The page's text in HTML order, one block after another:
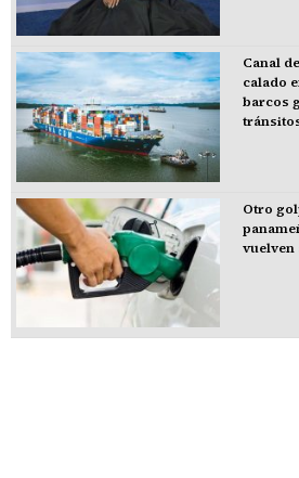
Canal
calado
barcos
Otro
vuelven